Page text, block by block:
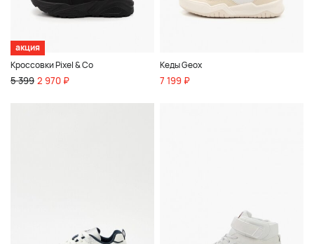
акция
Кроссовки Pixel & Co
5 399 2 970 ₽
Кеды Geox
7 199 ₽